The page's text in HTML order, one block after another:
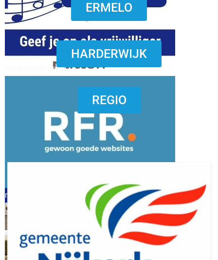
word vrijwilliger (1)
word vrijwilliger (1)
refreshed webdesign putten
ERMELO
HARDERWIJK
REGIO